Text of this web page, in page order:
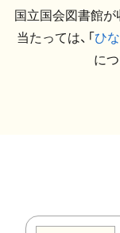
国立国会図書館
当たっては、「ひ
に